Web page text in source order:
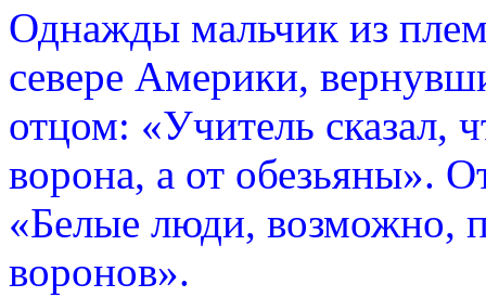
Однажды мальчик из
севере Америки,
отцом: «Учитель сказал,
ворона, а от обезьяны».
«Белые люди, возможно,
воронов».